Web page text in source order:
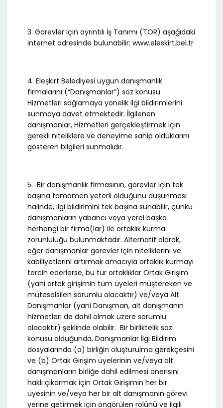
3. Görevler için ayrıntılı İş Tanımı (TOR) aşağıdaki
internet adresinde bulunabilir: www.eleskirt.bel.tr
4. Eleşkirt Belediyesi uygun danışmanlık
firmalarını (“Danışmanlar”) söz konusu
Hizmetleri sağlamaya yönelik ilgi bildirimlerini
sunmaya davet etmektedir. İlgilenen
danışmanlar, Hizmetleri gerçekleştirmek için
gerekli niteliklere ve deneyime sahip olduklarını
gösteren bilgileri sunmalıdır.
5. Bir danışmanlık firmasının, görevler için tek
başına tamamen yeterli olduğunu düşünmesi
halinde, ilgi bildirimini tek başına sunabilir, çünkü
danışmanların yabancı veya yerel başka
herhangi bir firma(lar) ile ortaklık kurma
zorunluluğu bulunmaktadır. Alternatif olarak,
eğer danışmanlar görevler için niteliklerini ve
kabiliyetlerini artırmak amacıyla ortaklık kurmayı
tercih ederlerse, bu tür ortaklıklar Ortak Girişim
(yani ortak girişimin tüm üyeleri müştereken ve
müteselsilen sorumlu olacaktır) ve/veya Alt
Danışmanlar (yani Danışman, alt danışmanın
hizmetleri de dahil olmak üzere sorumlu
olacaktır) şeklinde olabilir. Bir birliktelik söz
konusu olduğunda, Danışmanlar İlgi Bildirim
dosyalarında (a) birliğin oluşturulma gerekçesini
ve (b) Ortak Girişim üyelerinin ve/veya alt
danışmanların birliğe dahil edilmesi önerisini
haklı çıkarmak için Ortak Girişimin her bir
üyesinin ve/veya her bir alt danışmanın görevi
yerine getirmek için öngörülen rolünü ve ilgili